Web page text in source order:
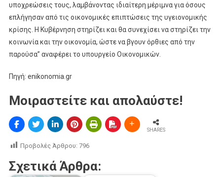
υποχρεώσεις τους, λαμβάνοντας ιδιαίτερη μέριμνα για όσους
επλήγησαν από τις οικονομικές επιπτώσεις της υγειονομικής
κρίσης. Η Κυβέρνηση στηρίζει και θα συνεχίσει να στηρίζει την
κοινωνία και την οικονομία, ώστε να βγουν όρθιες από την
παρούσα” αναφέρει το υπουργείο Οικονομικών.
Πηγή: enikonomia.gr
Μοιραστείτε και απολαύστε!
SHARES
Προβολές Άρθρου: 796
Σχετικά Άρθρα: